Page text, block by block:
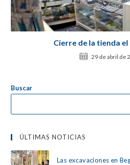
Cierre de la tienda el
29 de abril de
Buscar
ÚLTIMAS NOTICIAS
Las excavaciones en